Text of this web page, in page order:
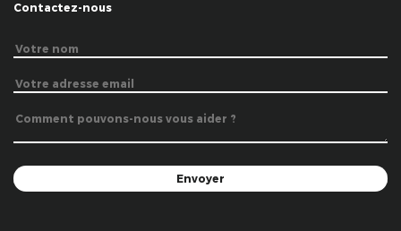
Contactez-nous